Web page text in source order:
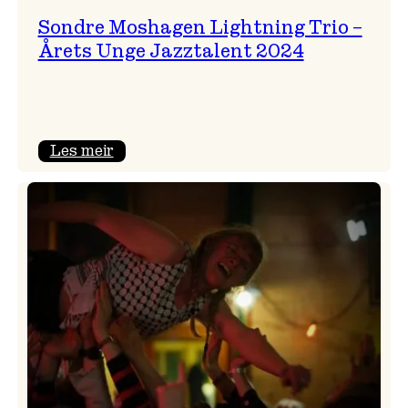
Sondre Moshagen Lightning Trio –
Årets Unge Jazztalent 2024
Les meir:
Lightning
Trio
–
Årets
Unge
Jazztalent
2024